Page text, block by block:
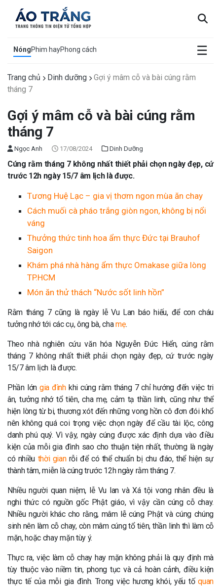
NóngPhim hayPhong cách ☰
×
Trang chủ Dinh dưỡng
Gợi ý mâm cỗ và bài cúng rằm
tháng 7
Gợi ý mâm cỗ và bài cúng rằm
tháng 7
Ngọc Anh 17/08/2024 Dinh Dưỡng
Cúng rằm tháng 7 không nhất thiết phải chọn ngày đẹp, cứ
trước 12h ngày 15/7 âm lịch là được.
Tương Huệ Lạc – gia vị thơm ngon mùa ăn chay
Cách muối cà pháo trắng giòn ngon, không bị nổi
váng
Thưởng thức tinh hoa ẩm thực Đức tại Brauhof
Saigon
Khám phá nhà hàng ẩm thực Omakase giữa lòng
TP.HCM
Món ăn thử thách “Nước sốt linh hồn”
Rằm tháng 7 cũng là ngày lễ Vu Lan báo hiếu, để con cháu
tưởng nhớ tới các cụ, ông bà, chamẹ.
Theo nhà nghiên cứu văn hóa Nguyễn Đức Hiển, cúng rằm
tháng 7 không nhất thiết phải chọn ngày đẹp, cứ trước ngày
15/7 âm lịch là được.
Phần lớn gia đìnhkhi cúng rằm tháng 7 chỉ hướng đến việc tri
ân, tưởng nhớ tổ tiên, cha mẹ, cảm tạ thần linh, cũng như thể
hiện lòng từ bi, thương xót đến những vong hồn cô đơn đói khổ
nên không quá coi trọng việc chọn ngày để cầu tài lộc, công
danh phú quý. Vì vậy, ngày cúng được xác định dựa vào điều
kiện của mỗi gia đình sao cho thuận tiện nhất, thường là ngày
có nhiều thời gianrỗi để có thể chuẩn bị chu đáo, thể hiện sự
thành tâm, miễn là cúng trước 12h ngày rằm tháng 7.
Nhiều người quan niệm, lễ Vu lan và Xá tội vong nhân đều là
nghi thức có nguồn gốc Phật giáo, vì vậy cần cúng cỗ chay.
Nhiều người khác cho rằng, mâm lễ cúng Phật và cúng chúng
sinh nên làm cỗ chay, còn mâm cúng tổ tiên, thần linh thì làm cỗ
mặn, hoặc chay mặn tùy ý.
Thực ra, việc làm cỗ chay hay mặn không phải là quy định mà
tùy thuộc vào niềm tin, phong tục và cả hoàn cảnh, điều kiện
thực tế của mỗi gia đình. Trong việc hương khói, yếu tốquan